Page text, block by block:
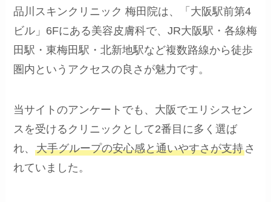
品川スキンクリニック 梅田院は、「大阪駅前第4
ビル」6Fにある美容皮膚科で、JR大阪駅・各線梅
田駅・東梅田駅・北新地駅など複数路線から徒歩
圏内というアクセスの良さが魅力です。
当サイトのアンケートでも、大阪でエリシスセン
スを受けるクリニックとして2番目に多く選ば
れ、大手グループの安心感と通いやすさが支持さ
れていました。